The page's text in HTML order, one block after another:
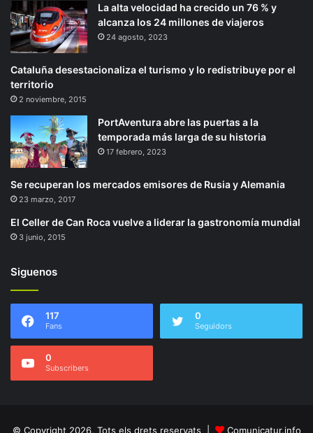
La alta velocidad ha crecido un 76 % y
alcanza los 24 millones de viajeros
24 agosto, 2023
Cataluña desestacionaliza el turismo y lo redistribuye por el
territorio
2 noviembre, 2015
PortAventura abre las puertas a la
temporada más larga de su historia
17 febrero, 2023
Se recuperan los mercados emisores de Rusia y Alemania
23 marzo, 2017
El Celler de Can Roca vuelve a liderar la gastronomía mundial
3 junio, 2015
Siguenos
117
Fans
0
Seguidors
0
Subscribers
© Copyright 2026, Tots els drets reservats | Comunicatur.info